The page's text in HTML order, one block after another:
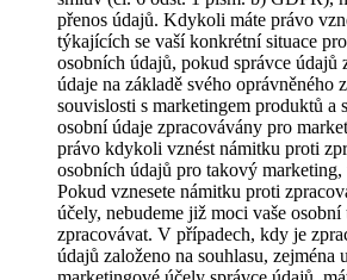
přenos údajů. Kdykoli máte právo
týkajících se vaší konkrétní situace
osobních údajů, pokud správce údajů
údaje na základě svého oprávněného
souvislosti s marketingem produktů a
osobní údaje zpracovávány pro
právo kdykoli vznést námitku proti
osobních údajů pro takový
Pokud vznesete námitku proti
účely, nebudeme již moci vaše
zpracovávat. V případech, kdy je
údajů založeno na souhlasu, zejména